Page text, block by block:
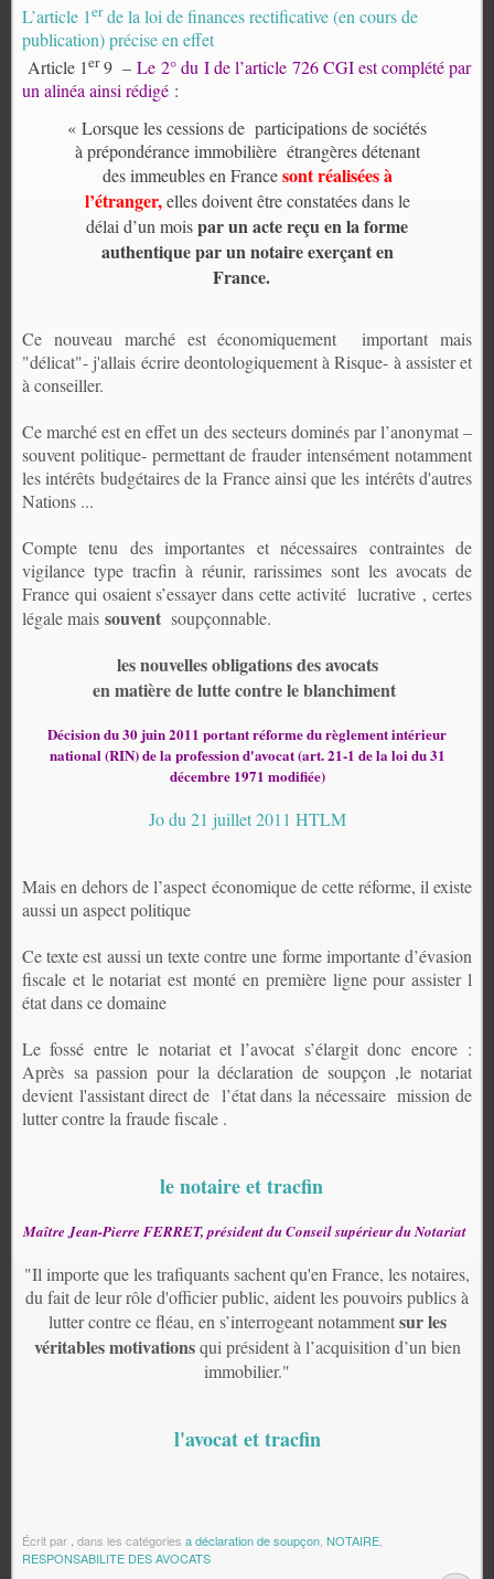
L’article 1erde la loi de finances rectificative (en cours de
publication) précise en effet
Article 1er9 – Le 2° du I de l’article 726 CGI est complété par
un alinéa ainsi rédigé :
« Lorsque les cessions de participations de sociétés
à prépondérance immobilière étrangères détenant
des immeubles en Francesont réalisées à
l’étranger,elles doivent être constatées dans le
délai d’un moispar un acte reçu en la forme
authentique par un notaire exerçant en
France.
Ce nouveau marché est économiquement
important mais
"délicat"- j'allais écrire deontologiquement à Risque- à assister et
à conseiller.
Ce marché est en effet un des secteurs dominés par l’anonymat –
souvent politique- permettant de frauder intensément notamment
les intérêts budgétaires de la France ainsi que les intérêts d'autres
Nations ...
Compte tenu des importantes et nécessaires contraintes de
vigilance type tracfin à réunir, rarissimes sont les avocats de
France qui osaient s’essayer dans cette activité lucrative , certes
légale mais souvent soupçonnable.
les nouvelles obligations des avocats
en matière de lutte contre le blanchiment
Décision du 30 juin 2011 portant réforme du règlement intérieur
national (RIN) de la profession d'avocat (art. 21-1 de la loi du 31
décembre 1971 modifiée)
Jo du 21 juillet 2011 HTLM
Mais en dehors de l’aspect économique de cette réforme, il existe
aussi un aspect politique
Ce texte est aussi un texte contre une forme importante d’évasion
fiscale et le notariat est monté en première ligne pour assister l
état dans ce domaine
Le fossé entre le notariat et l’avocat s’élargit donc encore :
Après sa passion pour la déclaration de soupçon ,le notariat
devient l'assistant direct de l’état dans la nécessaire mission de
lutter contre la fraude fiscale .
le notaire et tracfin
Maître Jean-Pierre FERRET, président du Conseil supérieur du Notariat
"Il importe que les trafiquants sachent qu'en France, les notaires,
du fait de leur rôle d'officier public, aident les pouvoirs publics à
lutter contre ce fléau, en s’interrogeant notammentsur les
véritables motivationsqui président à l’acquisition d’un bien
immobilier."
l'avocat et tracfin
Écrit par dans les catégories a déclaration de soupçon NOTAIRE
RESPONSABILITE DES AVOCATS